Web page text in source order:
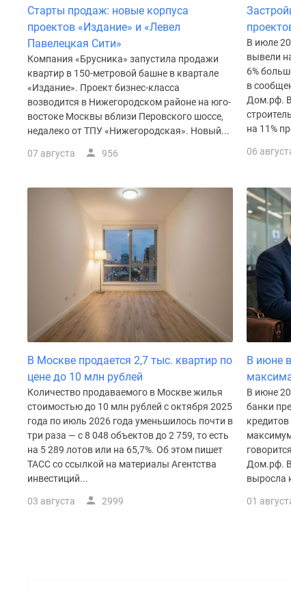
Новостройки
класса
Новостройки
бизнес-
класса
Рассрочка
Траншевая
ипотека
коттеджи
Коттеджные
поселки
Коттеджные
поселки
водоема
поселки
Бизнес-
центры
Старты продаж: новые корпуса
проектов «Издание» и «Левел
Павелецкая Сити»
Компания «Брусника» запустила продажи
квартир в 150-метровой башне в квартале
«Издание». Проект бизнес-класса
возводится в Нижегородском районе на юго-
востоке Москвы вблизи Перовского шоссе,
недалеко от ТПУ «Нижегородская». Новый...
07 августа 956
В июле
вывели
6%
в
Дом.рф.
на 11%
06
В Москве продается 2,7 тыс. квартир по
цене до 10 млн рублей
Количество продаваемого в Москве жилья
стоимостью до 10 млн рублей с октября 2025
года по июль 2026 года уменьшилось почти в
три раза — с 8 048 объектов до 2 759, то есть
на 5 289 лотов или на 65,7%. Об этом пишет
ТАСС со ссылкой на материалы Агентства
инвестиций...
03 августа 2999
В июне
В июне
банки
Дом.рф. В
выросла
01